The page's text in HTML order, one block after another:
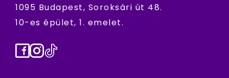
1095 Budapest, Soroksári út 48.
10-es épület, 1. emelet.
Facebook
Instagram
TikTok